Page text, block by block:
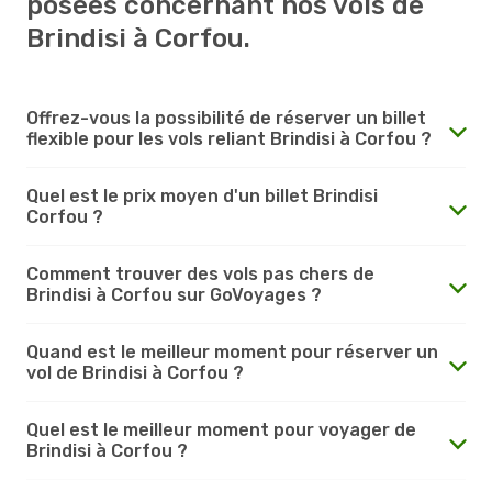
Brindisi à Corfou.
Offrez-vous la possibilité de réserver un billet
flexible pour les vols reliant Brindisi à Corfou ?
Quel est le prix moyen d'un billet Brindisi
Corfou ?
Comment trouver des vols pas chers de
Brindisi à Corfou sur GoVoyages ?
Quand est le meilleur moment pour réserver un
vol de Brindisi à Corfou ?
Quel est le meilleur moment pour voyager de
Brindisi à Corfou ?